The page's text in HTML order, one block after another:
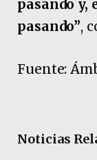
pasando y,
pasando”,
Fuente:
Noticias